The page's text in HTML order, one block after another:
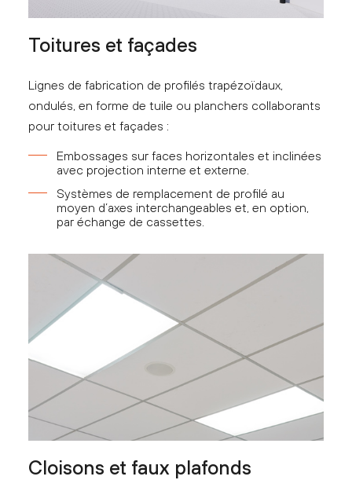
Toitures et façades
Lignes de fabrication de profilés trapézoïdaux,
ondulés, en forme de tuile ou planchers collaborants
pour toitures et façades :
Embossages sur faces horizontales et inclinées
avec projection interne et externe.
Systèmes de remplacement de profilé au
moyen d’axes interchangeables et, en option,
par échange de cassettes.
Cloisons et faux plafonds